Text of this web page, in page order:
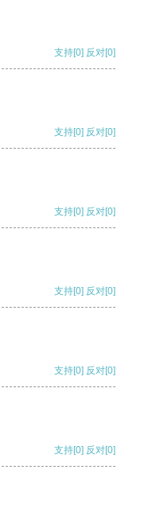
支持[0] 反对[0]
支持[0] 反对[0]
支持[0] 反对[0]
支持[0] 反对[0]
支持[0] 反对[0]
支持[0] 反对[0]